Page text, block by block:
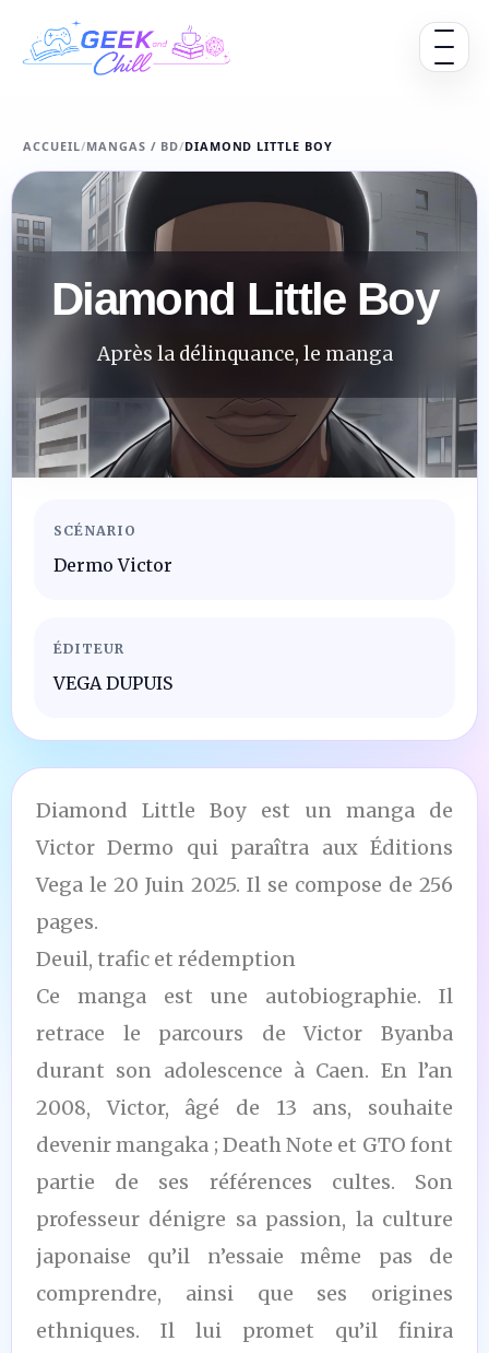
Ouvrir
ACCUEIL/MANGAS / BD/DIAMOND LITTLE BOY
Diamond Little Boy
Après la délinquance, le manga
SCÉNARIO
Dermo Victor
ÉDITEUR
VEGA DUPUIS
Diamond Little Boy est un manga de
Victor Dermo qui paraîtra aux Éditions
Vega le 20 Juin 2025. Il se compose de 256
pages.
Deuil, trafic et rédemption
Ce manga est une autobiographie. Il
retrace le parcours de Victor Byanba
durant son adolescence à Caen. En l’an
2008, Victor, âgé de 13 ans, souhaite
devenir mangaka ; Death Note et GTO font
partie de ses références cultes. Son
professeur dénigre sa passion, la culture
japonaise qu’il n’essaie même pas de
comprendre, ainsi que ses origines
ethniques. Il lui promet qu’il finira